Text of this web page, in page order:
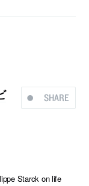
SHARE
Starck on life